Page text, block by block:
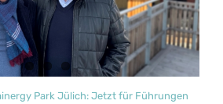
Park Jülich: Jetzt für Führungen